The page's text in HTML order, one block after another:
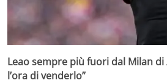
Leao sempre più fuori dal Milan di
l’ora di venderlo”